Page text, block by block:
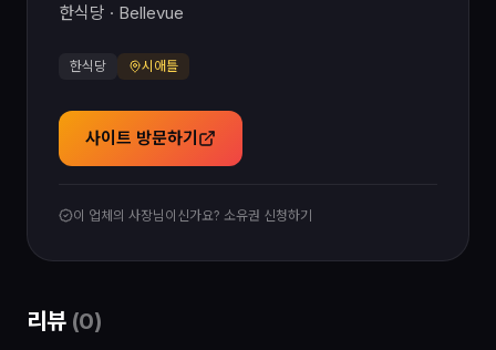
한식당 · Bellevue
한식당 시애틀
사이트 방문하기
이 업체의 사장님이신가요? 소유권 신청하기
리뷰 (0)